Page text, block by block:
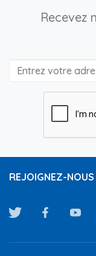
Recevez
REJOIGNEZ-NOUS